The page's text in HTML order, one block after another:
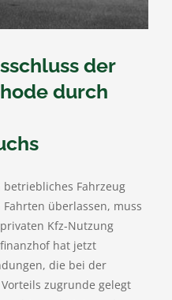
der
durch
Fahrzeug
überlassen, muss
Kfz-Nutzung
hat jetzt
die bei der
zugrunde gelegt